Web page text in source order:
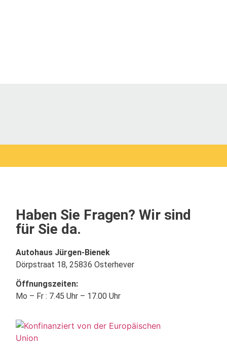
Haben Sie Fragen? Wir sind
für Sie da.
Autohaus Jürgen-Bienek
Dörpstraat 18, 25836 Osterhever
Öffnungszeiten:
Mo – Fr : 7.45 Uhr – 17.00 Uhr